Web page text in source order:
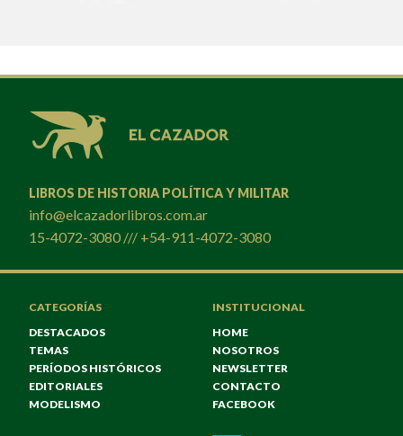
LIBROS DE HISTORIA POLÍTICA Y MILITAR
info@elcazadorlibros.com.ar
15-4072-3080 /// +54-911-4072-3080
CATEGORÍAS
DESTACADOS
TEMAS
PERÍODOS HISTÓRICOS
EDITORIALES
MODELISMO
INSTITUCIONAL
HOME
NOSOTROS
NEWSLETTER
CONTACTO
FACEBOOK